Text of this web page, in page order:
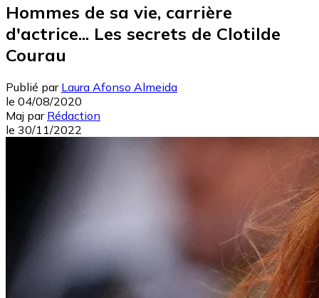
Hommes de sa vie, carrière
d'actrice... Les secrets de Clotilde
Courau
Publié par Laura Afonso Almeida
le 04/08/2020
Maj par Rédaction
le 30/11/2022